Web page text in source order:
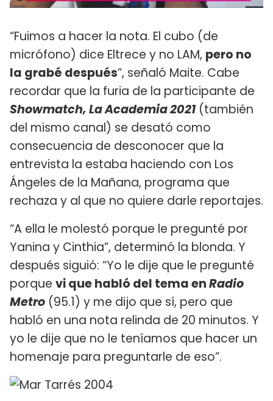
“Fuimos a hacer la nota. El cubo (de
micrófono) dice Eltrece y no LAM, pero no
la grabé después”, señaló Maite. Cabe
recordar que la furia de la participante de
Showmatch, La Academia 2021(también
del mismo canal) se desató como
consecuencia de desconocer que la
entrevista la estaba haciendo con Los
Ángeles de la Mañana, programa que
rechaza y al que no quiere darle reportajes.
“A ella le molestó porque le pregunté por
Yanina y Cinthia”, determinó la blonda. Y
después siguió: “Yo le dije que le pregunté
porque vi que habló del tema enRadio
Metro (95.1) y me dijo que sí, pero que
habló en una nota relinda de 20 minutos. Y
yo le dije que no le teníamos que hacer un
homenaje para preguntarle de eso”.